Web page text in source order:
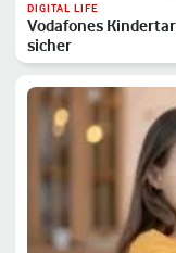
DIGITAL LIFE
Vodafones
sicher